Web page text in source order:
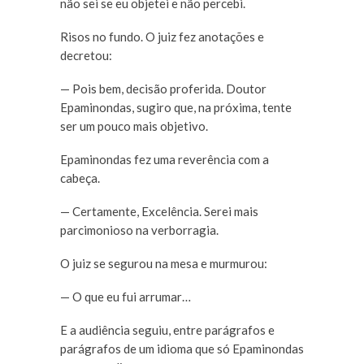
não sei se eu objetei e não percebi.
Risos no fundo. O juiz fez anotações e
decretou:
— Pois bem, decisão proferida. Doutor
Epaminondas, sugiro que, na próxima, tente
ser um pouco mais objetivo.
Epaminondas fez uma reverência com a
cabeça.
— Certamente, Excelência. Serei mais
parcimonioso na verborragia.
O juiz se segurou na mesa e murmurou:
— O que eu fui arrumar…
E a audiência seguiu, entre parágrafos e
parágrafos de um idioma que só Epaminondas